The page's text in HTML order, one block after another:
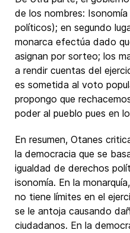
de los nombres:
políticos); en segundo
monarca efectúa dado
asignan por sorteo; los
a rendir cuentas del
es sometida al voto
propongo que
poder al pueblo pues en
En resumen, Otanes
la democracia que se
igualdad de derechos
isonomía. En la
no tiene límites en el
se le antoja causando
ciudadanos. En la